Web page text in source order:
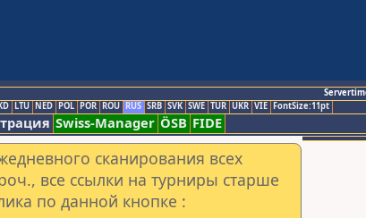
LTU NED POL POR ROU RUS SRB SVK SWE TUR UKR VIE FontSize:11pt
Swiss-Manager ÖSB FIDE
сканирования всех
все ссылки на турниры старше
по данной кнопке :